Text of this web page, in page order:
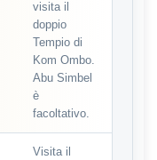
visita il
doppio
Tempio di
Kom Ombo.
Abu Simbel
è
facoltativo.
Visita il